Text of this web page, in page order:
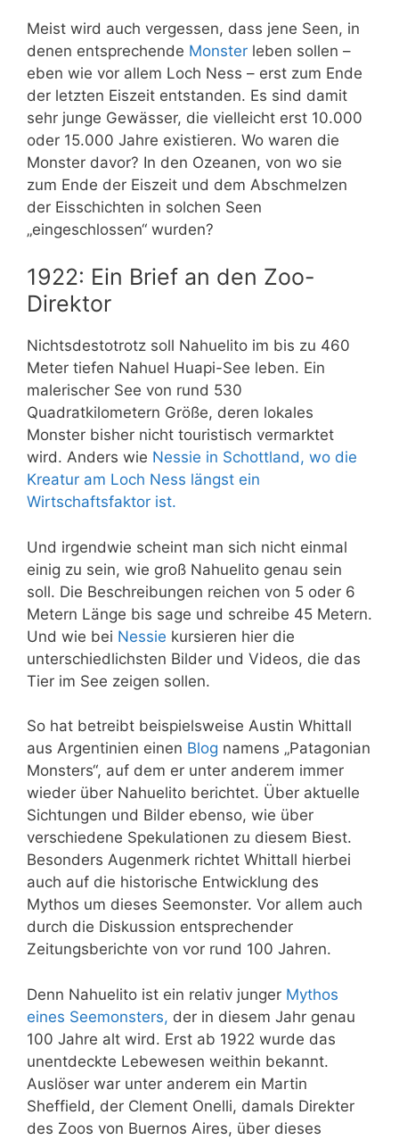
Meist wird auch vergessen, dass jene Seen, in
denen entsprechende Monster leben sollen –
eben wie vor allem Loch Ness – erst zum Ende
der letzten Eiszeit entstanden. Es sind damit
sehr junge Gewässer, die vielleicht erst 10.000
oder 15.000 Jahre existieren. Wo waren die
Monster davor? In den Ozeanen, von wo sie
zum Ende der Eiszeit und dem Abschmelzen
der Eisschichten in solchen Seen
„eingeschlossen“ wurden?
1922: Ein Brief an den Zoo-
Direktor
Nichtsdestotrotz soll Nahuelito im bis zu 460
Meter tiefen Nahuel Huapi-See leben. Ein
malerischer See von rund 530
Quadratkilometern Größe, deren lokales
Monster bisher nicht touristisch vermarktet
wird. Anders wie Nessie in Schottland, wo die
Kreatur am Loch Ness längst ein
Wirtschaftsfaktor ist.
Und irgendwie scheint man sich nicht einmal
einig zu sein, wie groß Nahuelito genau sein
soll. Die Beschreibungen reichen von 5 oder 6
Metern Länge bis sage und schreibe 45 Metern.
Und wie bei Nessie kursieren hier die
unterschiedlichsten Bilder und Videos, die das
Tier im See zeigen sollen.
So hat betreibt beispielsweise Austin Whittall
aus Argentinien einen Blog namens „Patagonian
Monsters“, auf dem er unter anderem immer
wieder über Nahuelito berichtet. Über aktuelle
Sichtungen und Bilder ebenso, wie über
verschiedene Spekulationen zu diesem Biest.
Besonders Augenmerk richtet Whittall hierbei
auch auf die historische Entwicklung des
Mythos um dieses Seemonster. Vor allem auch
durch die Diskussion entsprechender
Zeitungsberichte von vor rund 100 Jahren.
Denn Nahuelito ist ein relativ junger Mythos
eines Seemonsters, der in diesem Jahr genau
100 Jahre alt wird. Erst ab 1922 wurde das
unentdeckte Lebewesen weithin bekannt.
Auslöser war unter anderem ein Martin
Sheffield, der Clement Onelli, damals Direkter
des Zoos von Buernos Aires, über dieses